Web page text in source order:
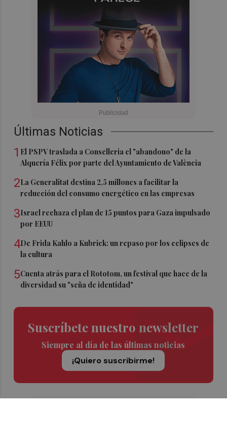
Últimas Noticias
1 El PSPV traslada a Conselleria el "abandono" de la
Alquería Félix por parte del Ayuntamiento de València
2La Generalitat destina 2,5 millones a facilitar la
reducción del consumo energético en las empresas
3Israel rechaza el plan de 15 puntos para Gaza impulsado
por EEUU
4De Frida Kahlo a Kubrick: un repaso por los eclipses de
la cultura
5Cuenta atrás para el Rototom, un festival que hace de la
diversidad su "seña de identidad"
Suscríbete nuestro newsletter
Siempre al día de las últimas noticias
¡Quiero suscribirme!